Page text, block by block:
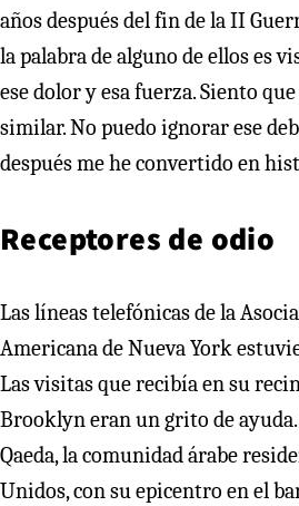
años después del fin de la II
la palabra de alguno de ellos es
ese dolor y esa fuerza. Siento
similar. No puedo ignorar ese
después me he convertido en
Receptores de odio
Las líneas telefónicas de la
Americana de Nueva York
Las visitas que recibía en su
Brooklyn eran un grito de ayuda.
Qaeda, la comunidad árabe
Unidos, con su epicentro en el